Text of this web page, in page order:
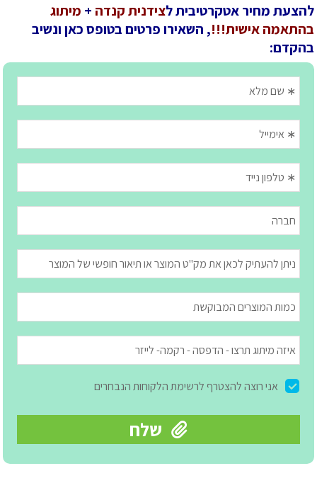
להצעת מחיר אטקרטיבית לצידנית קנדה + מיתוג
בהתאמה אישית!!!, השאירו פרטים בטופס כאן ונשיב
בהקדם: